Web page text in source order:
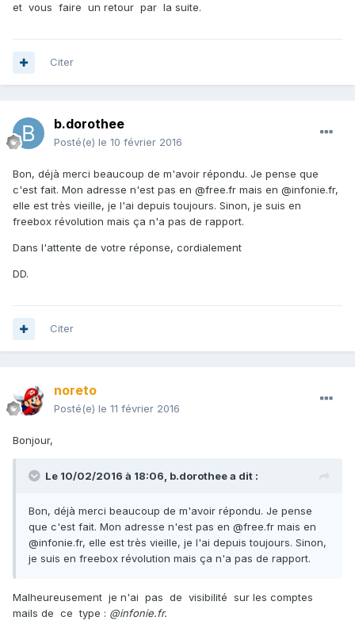
et vous faire un retour par la suite.
Citer
b.dorothee
Posté(e) le 10 février 2016
Bon, déjà merci beaucoup de m'avoir répondu. Je pense que
c'est fait. Mon adresse n'est pas en @free.fr mais en @infonie.fr,
elle est très vieille, je l'ai depuis toujours. Sinon, je suis en
freebox révolution mais ça n'a pas de rapport.
Dans l'attente de votre réponse, cordialement
DD.
Citer
noreto
Posté(e) le 11 février 2016
Bonjour,
Le 10/02/2016 à 18:06, b.dorotheea dit :
Bon, déjà merci beaucoup de m'avoir répondu. Je pense
que c'est fait. Mon adresse n'est pas en @free.fr mais en
@infonie.fr, elle est très vieille, je l'ai depuis toujours. Sinon,
je suis en freebox révolution mais ça n'a pas de rapport.
Malheureusement je n'ai pas de visibilité sur les comptes
mails de ce type : @infonie.fr.